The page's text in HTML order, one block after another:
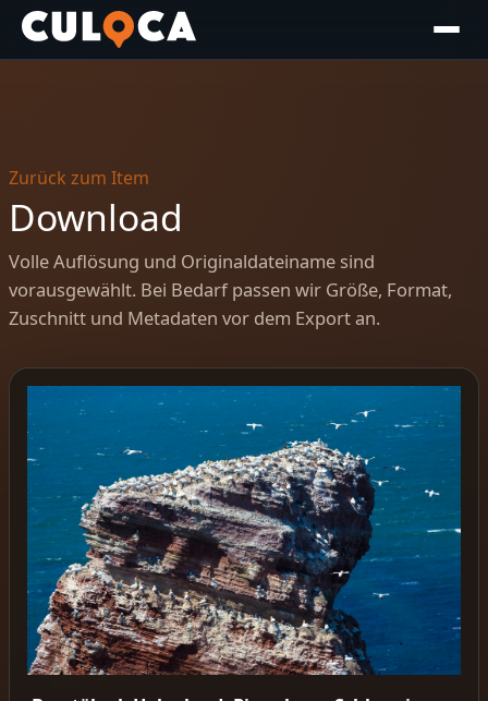
Zurück zum Item
Download
Volle Auflösung und Originaldateiname sind
vorausgewählt. Bei Bedarf passen wir Größe, Format,
Zuschnitt und Metadaten vor dem Export an.